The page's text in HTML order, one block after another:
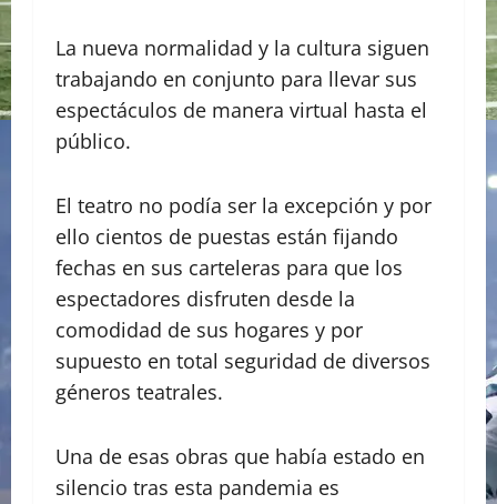
La nueva normalidad y la cultura siguen
trabajando en conjunto para llevar sus
espectáculos de manera virtual hasta el
público.
El teatro no podía ser la excepción y por
ello cientos de puestas están fijando
fechas en sus carteleras para que los
espectadores disfruten desde la
comodidad de sus hogares y por
supuesto en total seguridad de diversos
géneros teatrales.
Una de esas obras que había estado en
silencio tras esta pandemia es